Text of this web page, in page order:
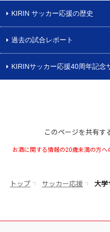
KIRIN サッカー応援の歴史
過去の試合レポート
KIRINサッカー応援40周年記念
このページを共有す
お酒に関する情報の20歳未満の方へ
トップ サッカー応援
大学